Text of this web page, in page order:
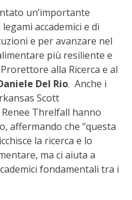
un’importante
accademici e di
e per avanzare nel
più resiliente e
alla Ricerca e al
Del Rio. Anche i
Scott
Threlfall hanno
affermando che “questa
la ricerca e lo
ma ci aiuta a
fondamentali tra i